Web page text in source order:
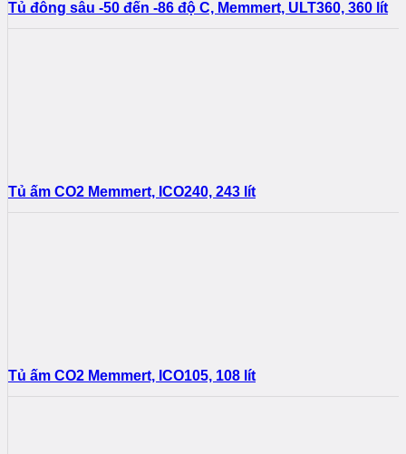
Tủ đông sâu -50 đến -86 độ C, Memmert, ULT360, 360 lít
Tủ ấm CO2 Memmert, ICO240, 243 lít
Tủ ấm CO2 Memmert, ICO105, 108 lít